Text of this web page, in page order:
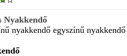
Nyakkendő
nyakkendő egyszínű